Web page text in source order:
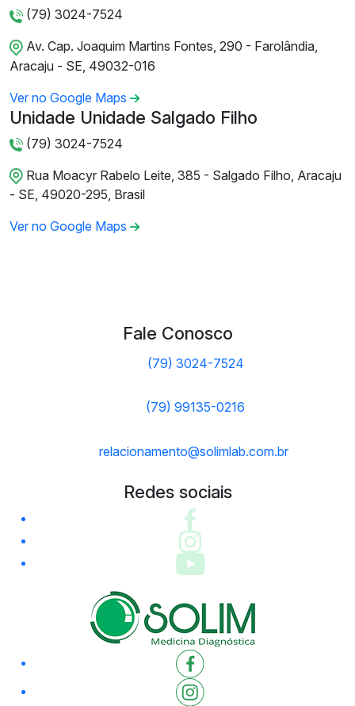
(79) 3024-7524
Av. Cap. Joaquim Martins Fontes, 290 - Farolândia,
Aracaju - SE, 49032-016
Ver no Google Maps
Unidade Unidade Salgado Filho
(79) 3024-7524
Rua Moacyr Rabelo Leite, 385 - Salgado Filho, Aracaju
- SE, 49020-295, Brasil
Ver no Google Maps
Fale Conosco
(79) 3024-7524
(79) 99135-0216
relacionamento@solimlab.com.br
Redes sociais